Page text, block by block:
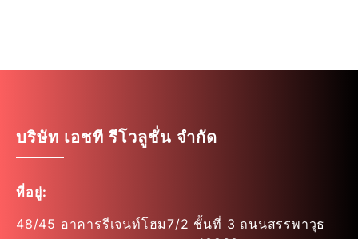
บริษัท เอชที รีโวลูชั่น จำกัด
ที่อยู่:
48/45 อาคารรีเจนท์โฮม7/2 ชั้นที่ 3 ถนนสรรพาวุธ